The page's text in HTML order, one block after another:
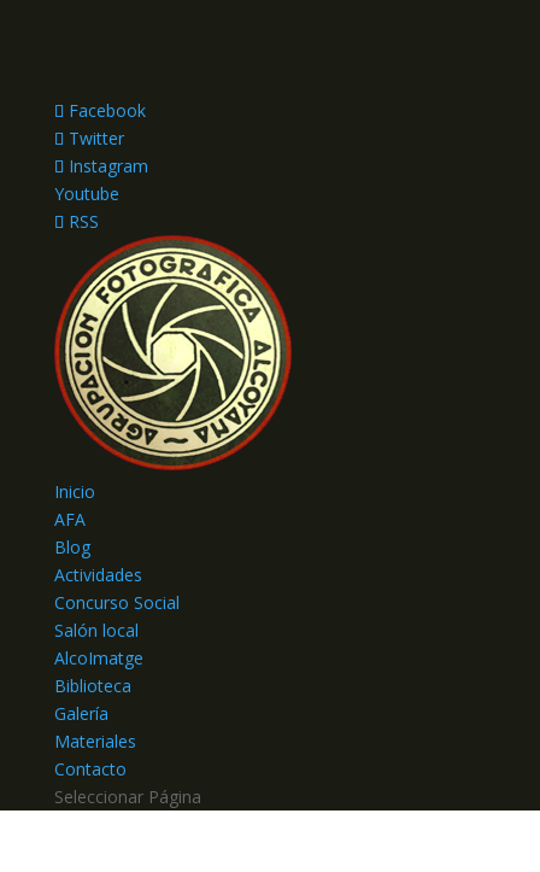
Facebook
Twitter
Instagram
Youtube
RSS
Inicio
AFA
Blog
Actividades
Concurso Social
Salón local
AlcoImatge
Biblioteca
Galería
Materiales
Contacto
Seleccionar Página